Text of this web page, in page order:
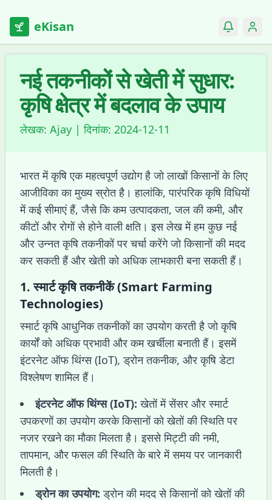
eKisan
नई तकनीकों से खेती में सुधार:
कृषि क्षेत्र में बदलाव के उपाय
लेखक: Ajay | दिनांक: 2024-12-11
भारत में कृषि एक महत्वपूर्ण उद्योग है जो लाखों किसानों के लिए
आजीविका का मुख्य स्रोत है। हालांकि, पारंपरिक कृषि विधियों
में कई सीमाएं हैं, जैसे कि कम उत्पादकता, जल की कमी, और
कीटों और रोगों से होने वाली क्षति। इस लेख में हम कुछ नई
और उन्नत कृषि तकनीकों पर चर्चा करेंगे जो किसानों की मदद
कर सकती हैं और खेती को अधिक लाभकारी बना सकती हैं।
1.स्मार्ट कृषि तकनीकें (Smart Farming
Technologies)
स्मार्ट कृषि आधुनिक तकनीकों का उपयोग करती है जो कृषि
कार्यों को अधिक प्रभावी और कम खर्चीला बनाती हैं। इसमें
इंटरनेट ऑफ थिंग्स (IoT), ड्रोन तकनीक, और कृषि डेटा
विश्लेषण शामिल हैं।
इंटरनेट ऑफ थिंग्स (IoT): खेतों में सेंसर और स्मार्ट
उपकरणों का उपयोग करके किसानों को खेतों की स्थिति पर
नजर रखने का मौका मिलता है। इससे मिट्टी की नमी,
तापमान, और फसल की स्थिति के बारे में समय पर जानकारी
मिलती है।
ड्रोन का उपयोग: ड्रोन की मदद से किसानों को खेतों की